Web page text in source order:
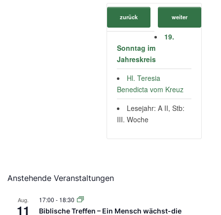
zurück weiter
19.
Sonntag im
Jahreskreis
Hl. Teresia
Benedicta vom Kreuz
Lesejahr: A II, Stb:
III. Woche
Anstehende Veranstaltungen
Aug.
11
17:00 - 18:30
Biblische Treffen – Ein Mensch wächst-die